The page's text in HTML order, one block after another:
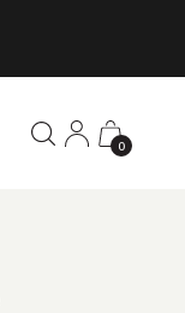
BuscarIniciar sesión
Carrito
0 productos
0